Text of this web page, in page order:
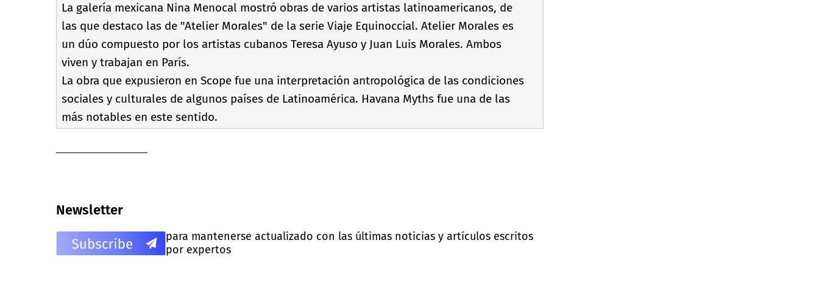
La galerí­a mexicana Nina Menocal mostró obras de varios artistas latinoamericanos, de
las que destaco las de "Atelier Morales" de la serie Viaje Equinoccial. Atelier Morales es
un dúo compuesto por los artistas cubanos Teresa Ayuso y Juan Luis Morales. Ambos
viven y trabajan en Parí­s.
La obra que expusieron en Scope fue una interpretación antropológica de las condiciones
sociales y culturales de algunos paí­ses de Latinoamérica. Havana Myths fue una de las
más notables en este sentido.
Newsletter
para mantenerse actualizado con las últimas noticias y artículos escritos
por expertos